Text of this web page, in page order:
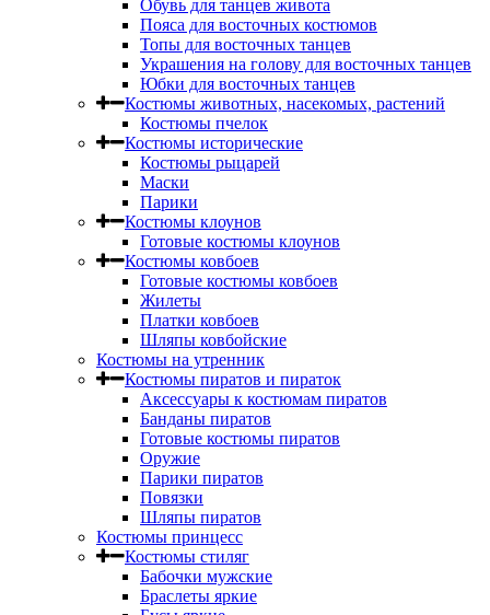
Обувь для танцев живота
Пояса для восточных костюмов
Топы для восточных танцев
Украшения на голову для восточных танцев
Юбки для восточных танцев
Костюмы животных, насекомых, растений
Костюмы пчелок
Костюмы исторические
Костюмы рыцарей
Маски
Парики
Костюмы клоунов
Готовые костюмы клоунов
Костюмы ковбоев
Готовые костюмы ковбоев
Жилеты
Платки ковбоев
Шляпы ковбойские
Костюмы на утренник
Костюмы пиратов и пираток
Аксессуары к костюмам пиратов
Банданы пиратов
Готовые костюмы пиратов
Оружие
Парики пиратов
Повязки
Шляпы пиратов
Костюмы принцесс
Костюмы стиляг
Бабочки мужские
Браслеты яркие